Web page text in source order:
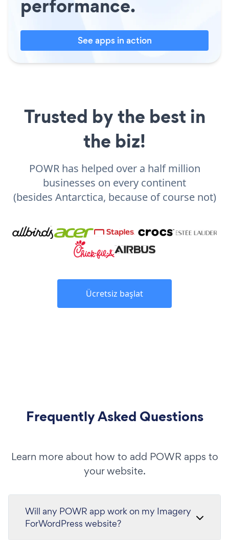
performance.
See apps in action
Trusted by the best in
the biz!
POWR has helped over a half million
businesses on every continent
(besides Antarctica, because of course not)
Ücretsiz başlat
Frequently Asked Questions
Learn more about how to add POWR apps to
your website.
Will any POWR app work on my Imagery
ForWordPress website?